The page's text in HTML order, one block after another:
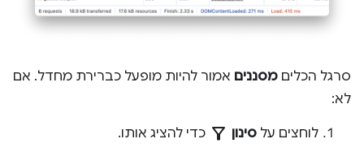
סרגל הכלים מסננים אמור להיות מופעל כברירת מחדל. אם
לא:
לוחצים על סינון filter_alt כדי להציג אותו.